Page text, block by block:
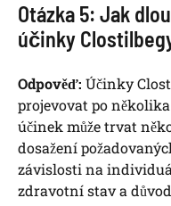
Otázka 5: Jak
účinky
Odpověď: Účinky
projevovat po
účinek může trvat
dosažení
závislosti na
zdravotní stav a